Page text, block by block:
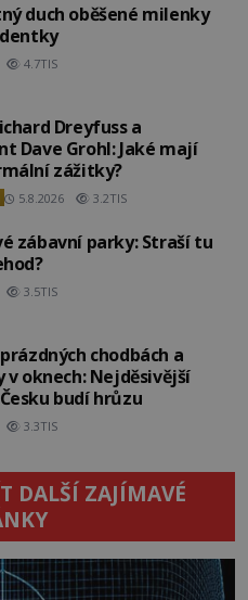
duch oběšené milenky
4.7TIS
Dreyfuss a
Dave Grohl: Jaké mají
zážitky?
5.8.2026 3.2TIS
zábavní parky: Straší tu
3.5TIS
chodbách a
v oknech: Nejděsivější
budí hrůzu
3.3TIS
DALŠÍ ZAJÍMAVÉ